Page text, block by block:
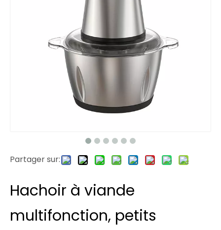
Partager sur:
Hachoir à viande
multifonction, petits